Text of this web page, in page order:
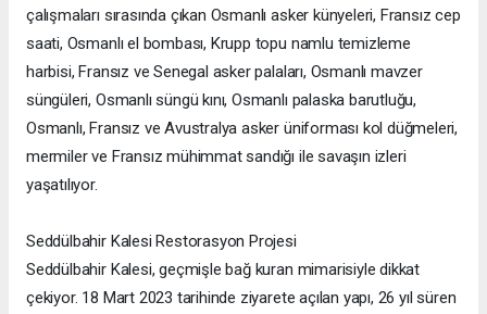
çalışmaları sırasında çıkan Osmanlı asker künyeleri, Fransız cep
saati, Osmanlı el bombası, Krupp topu namlu temizleme
harbisi, Fransız ve Senegal asker palaları, Osmanlı mavzer
süngüleri, Osmanlı süngü kını, Osmanlı palaska barutluğu,
Osmanlı, Fransız ve Avustralya asker üniforması kol düğmeleri,
mermiler ve Fransız mühimmat sandığı ile savaşın izleri
yaşatılıyor.
Seddülbahir Kalesi Restorasyon Projesi
Seddülbahir Kalesi, geçmişle bağ kuran mimarisiyle dikkat
çekiyor. 18 Mart 2023 tarihinde ziyarete açılan yapı, 26 yıl süren